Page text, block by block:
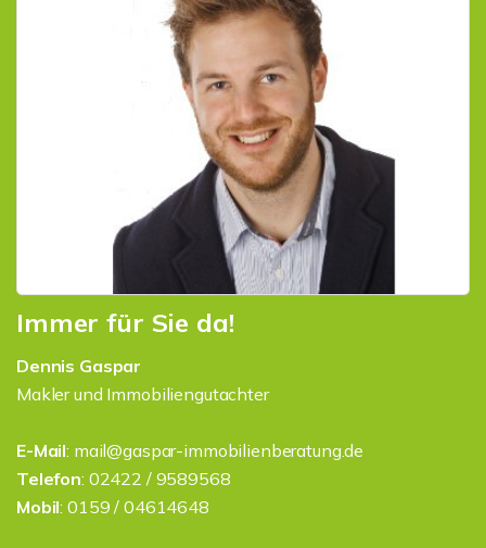
Immer für Sie da!
Dennis Gaspar
Makler und Immobiliengutachter
E-Mail: mail@gaspar-immobilienberatung.de
Telefon: 02422 / 9589568
Mobil: 0159 / 04614648